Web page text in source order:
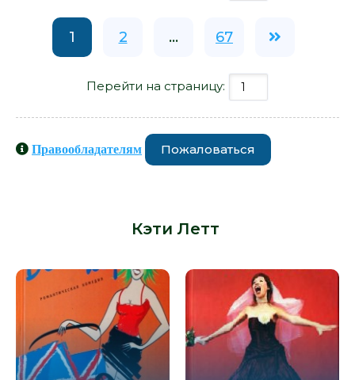
1 2 ... 67
Перейти на страницу:
Правообладателям Пожаловаться
Кэти Летт